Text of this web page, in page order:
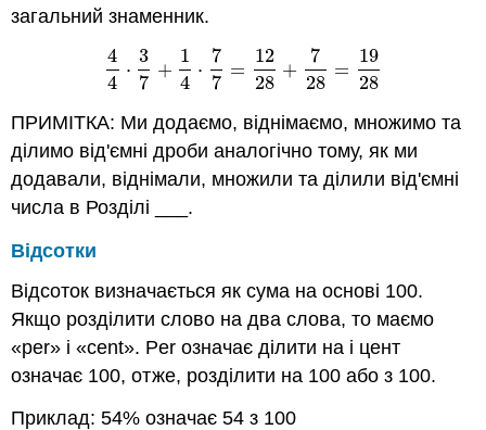
загальний знаменник.
4
4
⋅
3
7
+
1
4
⋅
7
7
=
12
28
+
7
28
=
19
28
4 4 37+ 14 ⋅7 7=1228 +7 28= 19 28
ПРИМІТКА: Ми додаємо, віднімаємо, множимо та
ділимо від'ємні дроби аналогічно тому, як ми
додавали, віднімали, множили та ділили від'ємні
числа в Розділі ___.
Відсотки
Відсоток визначається як сума на основі 100.
Якщо розділити слово на два слова, то маємо
«per» і «cent». Per означає ділити на і цент
означає 100, отже, розділити на 100 або з 100.
Приклад: 54% означає 54 з 100